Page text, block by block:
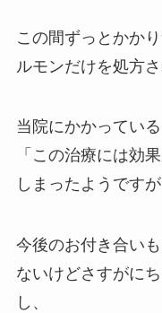
この間ずっとかか
ルモンだけを処方さ
当院にかかってい
「この治療には効
しまったようですが
今後のお付き合い
ないけどさすがに
し、